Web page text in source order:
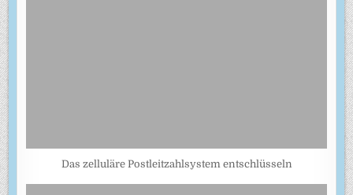
Das zelluläre Postleitzahlsystem entschlüsseln